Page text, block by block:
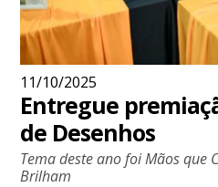
11/10/2025
Entregue
de Desenhos
Tema deste ano foi Mãos que
Brilham